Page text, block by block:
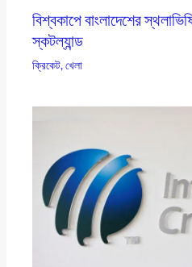
বিশ্বকাপে বাংলাদেশের
স্কটল্যান্ড
ক্রিকেট,খেলা